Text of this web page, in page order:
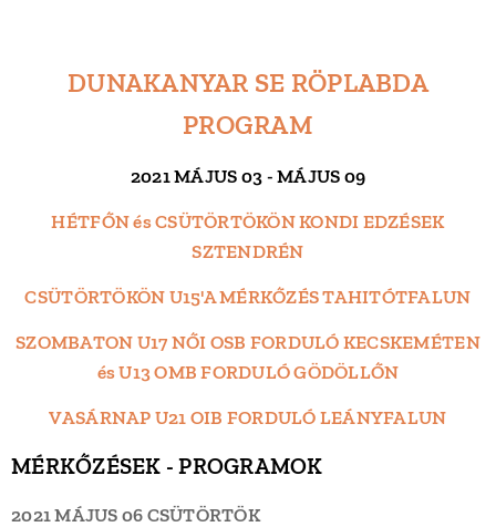
DUNAKANYAR SE RÖPLABDA
PROGRAM
2021 MÁJUS 03 - MÁJUS 09
HÉTFŐN és CSÜTÖRTÖKÖN KONDI EDZÉSEK
SZTENDRÉN
CSÜTÖRTÖKÖN U15'A MÉRKŐZÉS TAHITÓTFALUN
SZOMBATON U17 NŐI OSB FORDULÓ KECSKEMÉTEN
és U13 OMB FORDULÓ GÖDÖLLŐN
VASÁRNAP U21 OIB FORDULÓ LEÁNYFALUN
MÉRKŐZÉSEK - PROGRAMOK
2021 MÁJUS 06 CSÜTÖRTÖK